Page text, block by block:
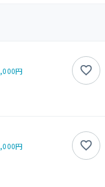
円
円